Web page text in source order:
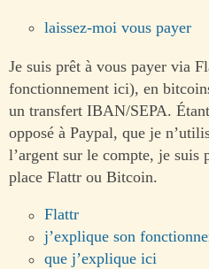
laissez-moi vous payer
Je suis prêt à vous payer via
fonctionnement ici), en
un transfert IBAN/SEPA.
opposé à Paypal, que je
l’argent sur le compte, je suis
place Flattr ou Bitcoin.
Flattr
j’explique son
que j’explique ici